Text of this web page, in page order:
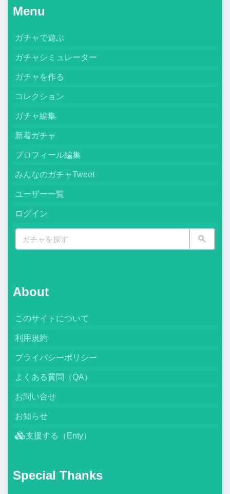
Menu
ガチャで遊ぶ
ガチャシミュレーター
ガチャを作る
コレクション
ガチャ編集
新着ガチャ
プロフィール編集
みんなのガチャTweet
ユーザー一覧
ログイン
About
このサイトについて
利用規約
プライバシーポリシー
よくある質問（QA）
お問い合せ
お知らせ
支援する（Enty）
Special Thanks